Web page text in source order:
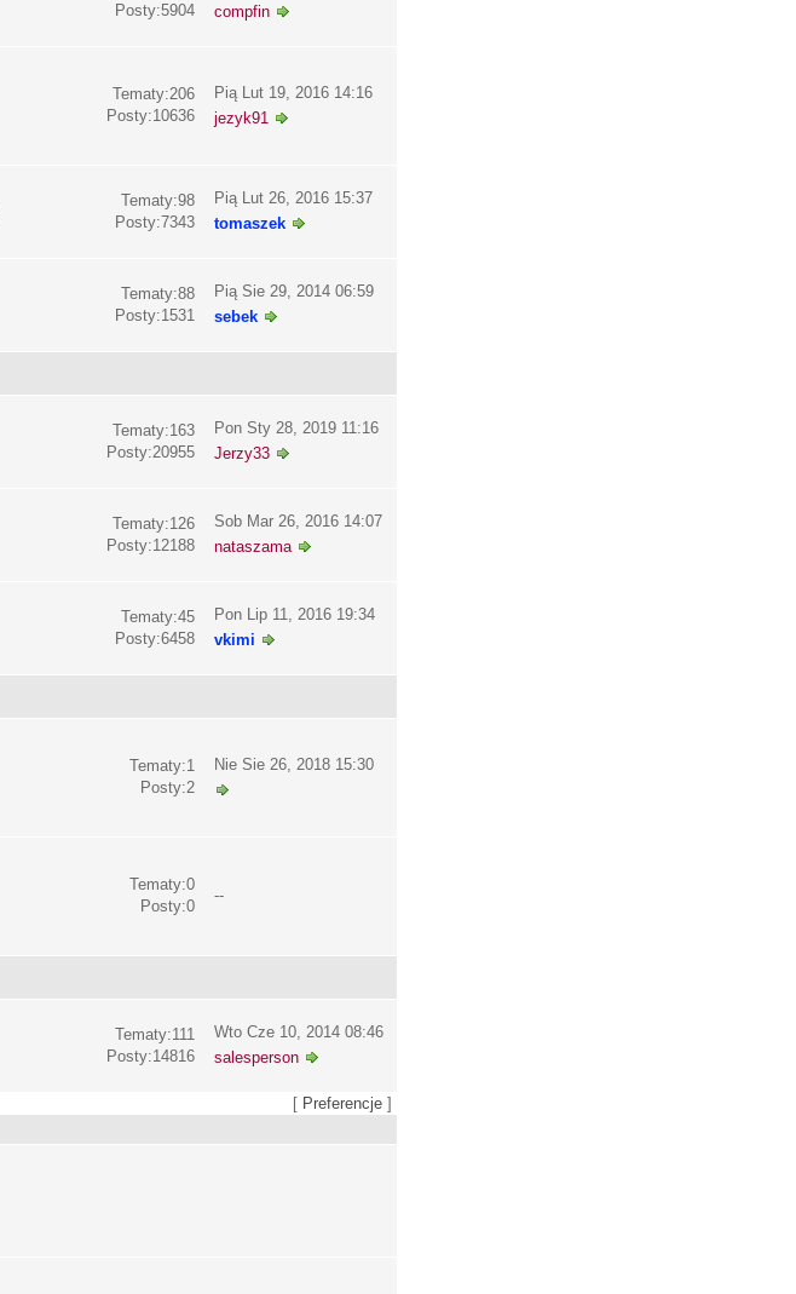
Posty:5904
compfin
Tematy:206
Posty:10636
Pią Lut 19, 2016 14:16
jezyk91
Tematy:98
Posty:7343
Pią Lut 26, 2016 15:37
tomaszek
Tematy:88
Posty:1531
Pią Sie 29, 2014 06:59
sebek
Tematy:163
Posty:20955
Pon Sty 28, 2019 11:16
Jerzy33
Tematy:126
Posty:12188
Sob Mar 26, 2016 14:07
nataszama
Tematy:45
Posty:6458
Pon Lip 11, 2016 19:34
vkimi
Tematy:1
Posty:2
Nie Sie 26, 2018 15:30
Tematy:0
Posty:0
--
Tematy:111
Posty:14816
Wto Cze 10, 2014 08:46
salesperson
[ Preferencje ]